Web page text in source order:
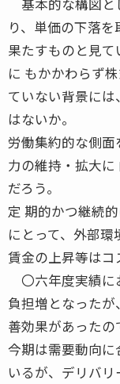
り、単価の下落
果たすものと見て
に もかかわらず
ていない背景に
はないか。
労働集約的な側
力の維持・拡大
だろう。
定 期的かつ継続
にとって、外部
賃金の上昇等はコ
〇六年度実績に
負担増となった
善効果があったの
今期は需要動向
いるが、デリバ